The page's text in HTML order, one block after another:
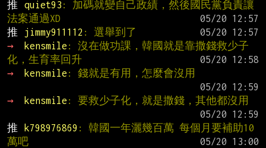
推
quiet93 : 加碼就變自己政績，然後國民黨負責讓
法案通過XD
推
jimmy911112 : 選舉到了
→
kensmile : 沒在做功課，韓國就是靠撒錢救少子
化，生育率回升
→
kensmile : 錢就是有用，怎麼會沒用
→
kensmile : 要救少子化，就是撒錢，其他都沒用
推
k798976869 : 韓國一年灑幾百萬 每個月要補助10
萬吧